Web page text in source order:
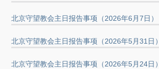
北京守望教会主日报告事项（2026年6月7日）
北京守望教会主日报告事项（2026年5月31日）
北京守望教会主日报告事项（2026年5月24日）